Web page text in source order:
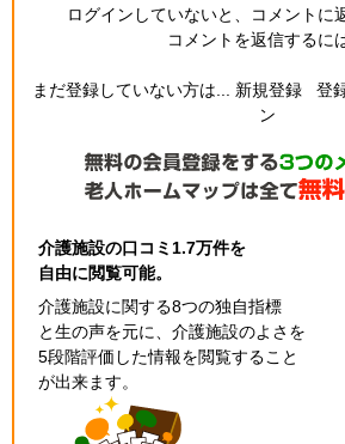
ログインしていないと、コメントに
コメントを返信するに
まだ登録していない方は... 新規登録 登
ン
介護施設の口コミ1.7万件を
自由に閲覧可能。
介護施設に関する8つの独自指標
と生の声を元に、介護施設のよさを
5段階評価した情報を閲覧すること
が出来ます。